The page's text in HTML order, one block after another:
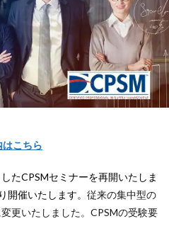
こちら
たCPSMセミナーを再開いたしま
催いたします。 従来の集中型の
更いたしました。CPSMの受験要